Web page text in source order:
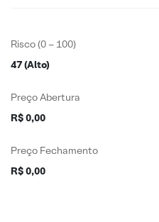
Risco (0 – 100)
47 (Alto)
Preço Abertura
R$ 0,00
Preço Fechamento
R$ 0,00